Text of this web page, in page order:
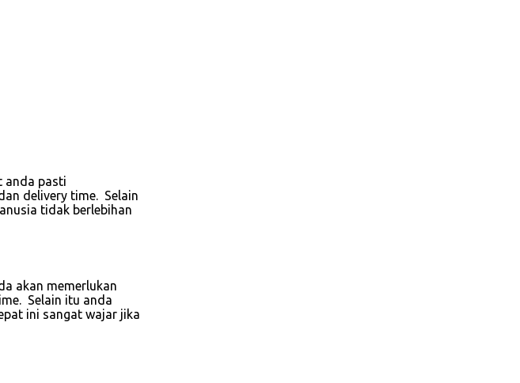
anda pasti
delivery time. Selain
tidak berlebihan
akan memerlukan
Selain itu anda
ini sangat wajar jika